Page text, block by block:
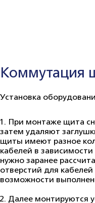
Коммутация
Установка
1. При монтаже щита
затем удаляют
щиты имеют разное
кабелей в
нужно заранее
отверстий для
возможности
2. Далее монтируются